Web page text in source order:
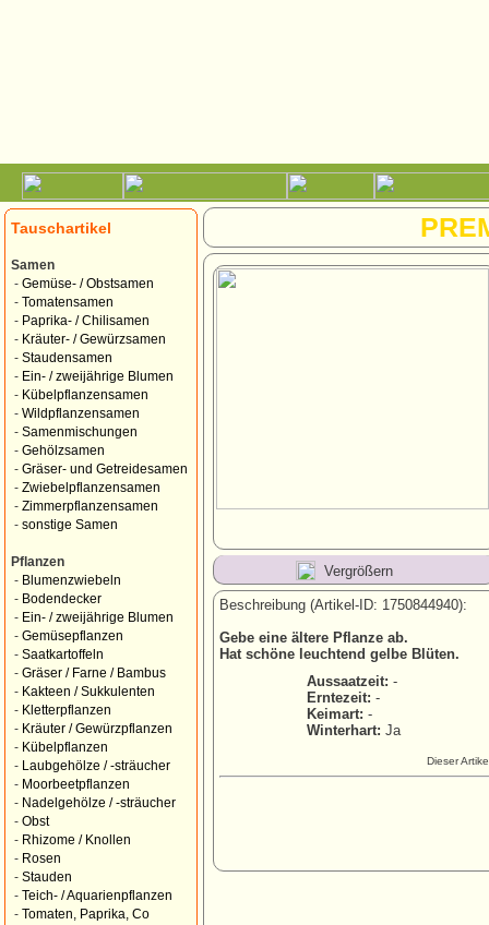
Tauschartikel
Samen
- Gemüse- / Obstsamen
- Tomatensamen
- Paprika- / Chilisamen
- Kräuter- / Gewürzsamen
- Staudensamen
- Ein- / zweijährige Blumen
- Kübelpflanzensamen
- Wildpflanzensamen
- Samenmischungen
- Gehölzsamen
- Gräser- und Getreidesamen
- Zwiebelpflanzensamen
- Zimmerpflanzensamen
- sonstige Samen
Pflanzen
- Blumenzwiebeln
- Bodendecker
- Ein- / zweijährige Blumen
- Gemüsepflanzen
- Saatkartoffeln
- Gräser / Farne / Bambus
- Kakteen / Sukkulenten
- Kletterpflanzen
- Kräuter / Gewürzpflanzen
- Kübelpflanzen
-
Laubgehölze / -sträucher
- Moorbeetpflanzen
- Nadelgehölze / -sträucher
- Obst
- Rhizome / Knollen
- Rosen
- Stauden
- Teich- / Aquarienpflanzen
- Tomaten, Paprika, Co
Vergrößern
Beschreibung (Artikel-ID: 1750844940):
Gebe eine ältere Pflanze ab.
Hat schöne leuchtend gelbe Blüten.
Aussaatzeit: -
Erntezeit: -
Keimart: -
Winterhart: Ja
Dieser